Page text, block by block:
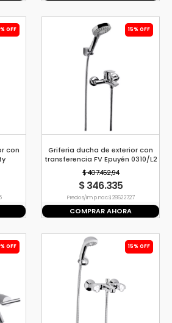
OFF
con
15% OFF
Griferia ducha de exterior con
transferencia FV Epuyén 0310/L2
$ 407.452,94
$ 346.335
Precio s/imp. nac. $ 286.227,27
COMPRAR AHORA
OFF 15% OFF